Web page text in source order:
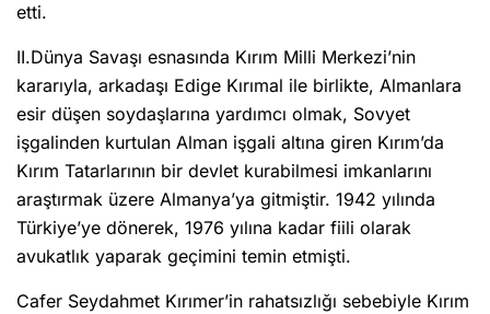
etti.
II.Dünya Savaşı esnasında Kırım Milli Merkezi’nin
kararıyla, arkadaşı Edige Kırımal ile birlikte, Almanlara
esir düşen soydaşlarına yardımcı olmak, Sovyet
işgalinden kurtulan Alman işgali altına giren Kırım’da
Kırım Tatarlarının bir devlet kurabilmesi imkanlarını
araştırmak üzere Almanya’ya gitmiştir. 1942 yılında
Türkiye’ye dönerek, 1976 yılına kadar fiili olarak
avukatlık yaparak geçimini temin etmişti.
Cafer Seydahmet Kırımer’in rahatsızlığı sebebiyle Kırım